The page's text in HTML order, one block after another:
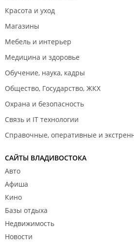
Красота и уход
Магазины
Мебель и интерьер
Медицина и здоровье
Обучение, наука, кадры
Общество, Государство, ЖКХ
Охрана и безопасность
Связь и IT технологии
Справочные, оперативные и
САЙТЫ ВЛАДИВОСТОКА
Авто
Афиша
Кино
Базы отдыха
Недвижимость
Новости